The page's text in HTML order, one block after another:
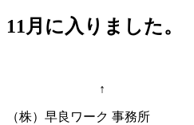
11月に入りました。
↑
（株）早良ワーク 事務所